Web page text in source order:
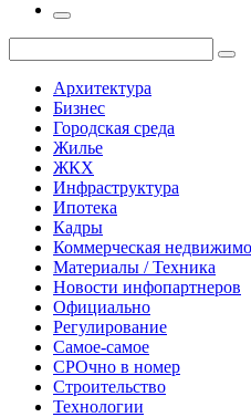
Архитектура
Бизнес
Городская среда
Жилье
ЖКХ
Инфраструктура
Ипотека
Кадры
Коммерческая
Материалы / Техника
Новости инфопартнеров
Официально
Регулирование
Самое-самое
СРОчно в номер
Строительство
Технологии